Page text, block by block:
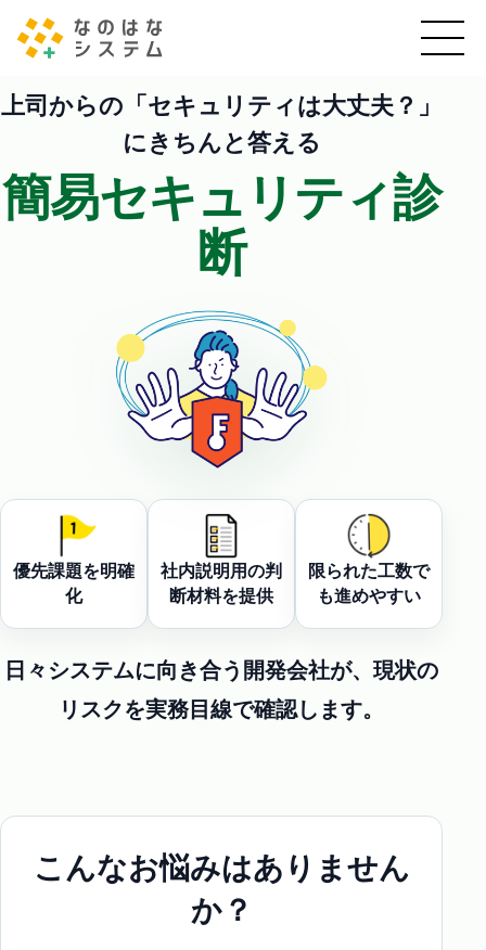
上司からの「セキュリティは大丈夫？」
にきちんと答える
簡易セキュリティ診
断
優先課題を明確
化
社内説明用の判
断材料を提供
限られた工数で
も進めやすい
日々システムに向き合う開発会社が、 現状の
リスクを実務目線で確認します。
こんなお悩みはありません
か？